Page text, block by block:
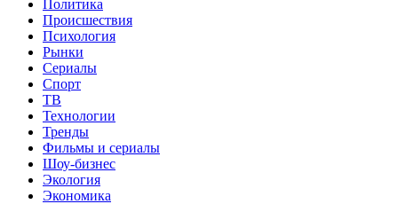
Политика
Происшествия
Психология
Рынки
Сериалы
Спорт
ТВ
Технологии
Тренды
Фильмы и сериалы
Шоу-бизнес
Экология
Экономика